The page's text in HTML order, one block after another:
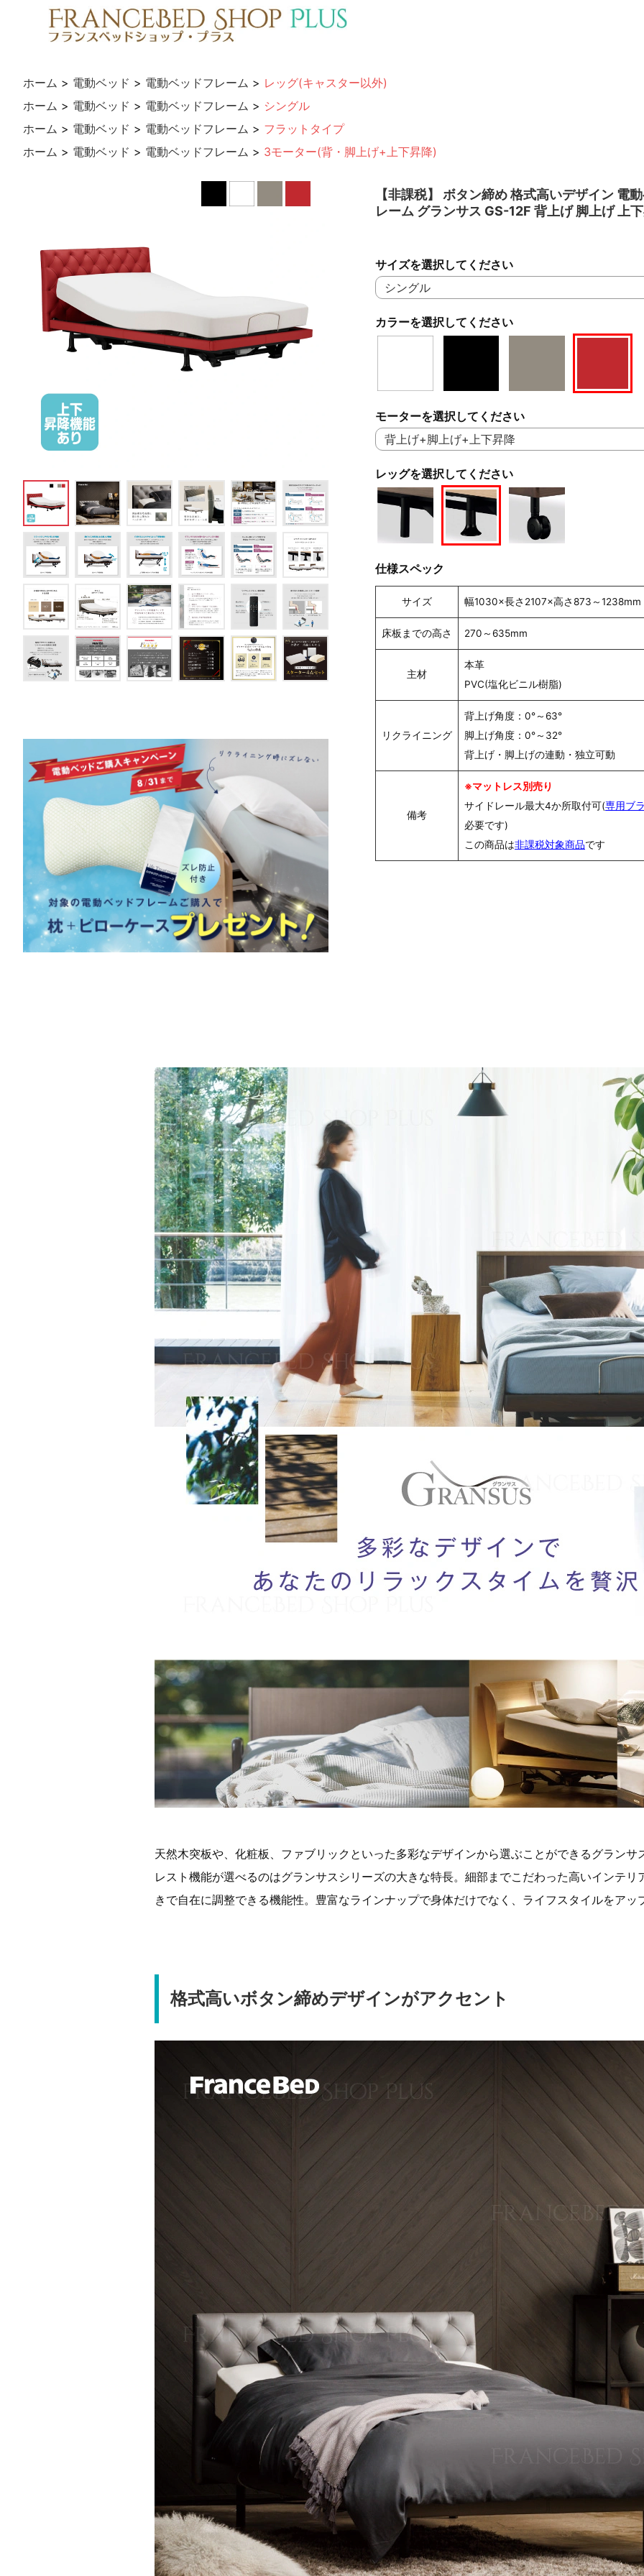
ホーム > 電動ベッド > 電動ベッドフレーム > レッグ(キャスター以外)
ホーム > 電動ベッド > 電動ベッドフレーム > シングル
ホーム > 電動ベッド > 電動ベッドフレーム > フラットタイプ
ホーム > 電動ベッド > 電動ベッドフレーム > 3モーター(背・脚上げ+上下昇降)
【非課税】 ボタン締め 格式高いデザイン 電
レーム グランサス GS-12F 背上げ 脚上げ 上
カラーを選択してください
サイズを選択してください
モーターを選択してください
レッグを選択してください
仕様スペック
サイズ 幅1030×長さ2107×高さ873～1238mm
床板までの高さ 270～635mm
主材
本革
PVC(塩化ビニル樹脂)
リクライニング
背上げ角度：0°～63°
脚上げ角度：0°～32°
背上げ・脚上げの連動・独立可動
備考
※マットレス別売り
サイドレール最大4か所取付可(専用ブ
必要です)
この商品は非課税対象商品です
天然木突板や、化粧板、ファブリックといった多彩なデザインから選ぶことができるグランサ
レスト機能が選べるのはグランサスシリーズの大きな特長。細部までこだわった高いインテリ
きで自在に調整できる機能性。豊富なラインナップで身体だけでなく、ライフスタイルをアッ
格式高いボタン締めデザインがアクセント